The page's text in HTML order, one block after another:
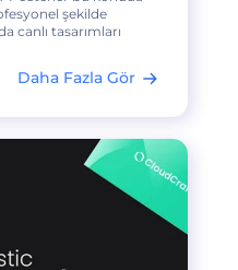
şekilde
canlı tasarımları
Daha Fazla Gör